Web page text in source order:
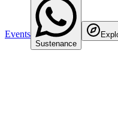
Events
Sustenance